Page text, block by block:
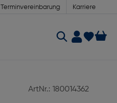
Terminvereinbarung Karriere
ArtNr.: 180014362